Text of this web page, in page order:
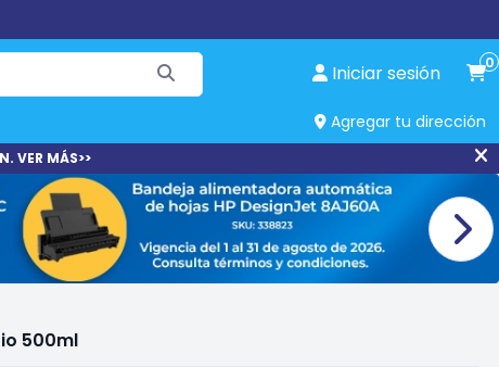
Iniciar sesión 0
Agregar tu dirección
VER MÁS>>
500ml